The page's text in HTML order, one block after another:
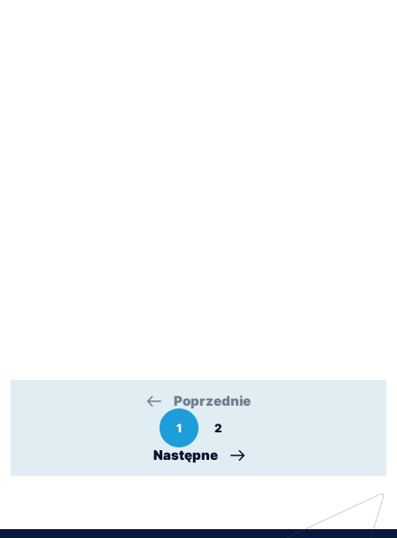
Poprzednie
1 2
Następne